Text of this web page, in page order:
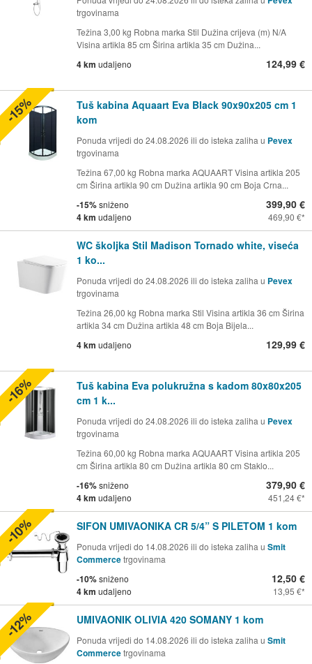
trgovinama
Težina 3,00 kg Robna marka Stil Dužina crijeva (m) N/A
Visina artikla 85 cm Širina artikla 35 cm Dužina...
4 km udaljeno 124,99 €
Tuš kabina Aquaart Eva Black 90x90x205 cm 1
kom
Ponuda vrijedi do 24.08.2026 ili do isteka zaliha u Pevex
trgovinama
Težina 67,00 kg Robna marka AQUAART Visina artikla 205
cm Širina artikla 90 cm Dužina artikla 90 cm Boja Crna...
-15%sniženo
4 km udaljeno
399,90 €
469,90 €
-15%
WC školjka Stil Madison Tornado white, viseća
1 ko...
Ponuda vrijedi do 24.08.2026 ili do isteka zaliha u Pevex
trgovinama
Težina 26,00 kg Robna marka Stil Visina artikla 36 cm Širina
artikla 34 cm Dužina artikla 48 cm Boja Bijela...
4 km udaljeno 129,99 €
Tuš kabina Eva polukružna s kadom 80x80x205
cm 1 k...
Ponuda vrijedi do 24.08.2026 ili do isteka zaliha u Pevex
trgovinama
Težina 60,00 kg Robna marka AQUAART Visina artikla 205
cm Širina artikla 80 cm Dužina artikla 80 cm Staklo...
-16%sniženo
4 km udaljeno
379,90 €
451,24 €
-16%
SIFON UMIVAONIKA CR 5/4” S PILETOM 1 kom
Ponuda vrijedi do 14.08.2026 ili do isteka zaliha u Smit
Commercetrgovinama
-10%sniženo
4 km udaljeno
12,50 €
13,95 €
-10%
UMIVAONIK OLIVIA 420 SOMANY 1 kom
Ponuda vrijedi do 14.08.2026 ili do isteka zaliha u Smit
Commercetrgovinama
-12%